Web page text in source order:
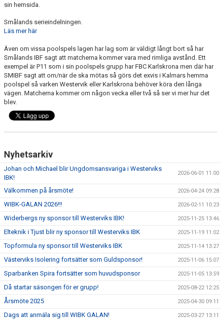
DOKUMENT
INFORMATION
HEDERSMEDLEM
sin hemsida.
Smålands serieindelningen.
Läs mer här
Även om vissa poolspels lagen har lag som är väldigt långt bort så har
Smålands IBF sagt att matcherna kommer vara med rimliga avstånd. Ett
exempel är P11 som i sin poolspels grupp har FBC Karlskrona men där har
SMIBF sagt att om/när de ska mötas så görs det exvis i Kalmars hemma
poolspel så varken Westervik eller Karlskrona behöver köra den långa
vägen. Matcherna kommer om någon vecka eller två så ser vi mer hur det
blev.
Nyhetsarkiv
Johan och Michael blir Ungdomsansvariga i Westerviks
IBK!
2026-06-01 11:00
Välkommen på årsmöte! 2026-04-24 09:28
WIBK-GALAN 2026!!! 2026-02-11 10:23
Widerbergs ny sponsor till Westerviks IBK! 2025-11-25 13:46
Elteknik i Tjust blir ny sponsor till Westerviks IBK 2025-11-19 11:02
Topformula ny sponsor till Westerviks IBK 2025-11-14 13:27
Västerviks Isolering fortsätter som Guldsponsor! 2025-11-06 15:07
Sparbanken Spira fortsätter som huvudsponsor 2025-11-05 13:59
Då startar säsongen för er grupp! 2025-08-22 12:25
Årsmöte 2025 2025-04-30 09:11
Dags att anmäla sig till WIBK GALAN! 2025-03-27 13:11